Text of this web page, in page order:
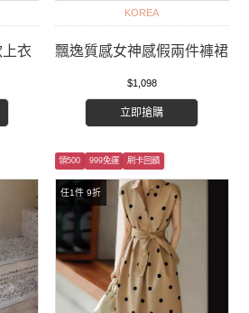
衣
KOREA
飄逸質感女神感假兩件褲裙
$1,098
立即搶購
任1件 9折
領500 999免運 刷卡回饋